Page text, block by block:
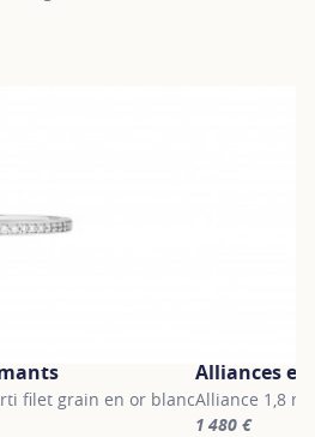
filet grain en or blanc
Alliances
Alliance 1,8
1 480 €